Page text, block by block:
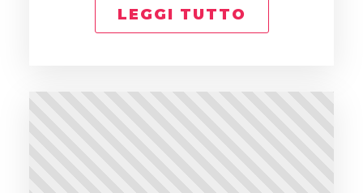
LEGGI TUTTO